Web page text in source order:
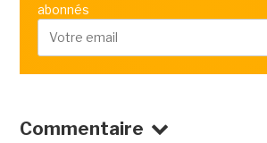
abonnés
Commentaire